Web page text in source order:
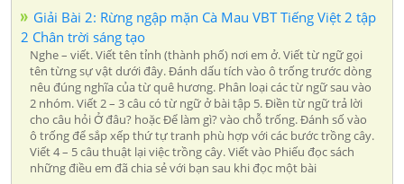
Giải Bài 2: Rừng ngập mặn Cà Mau VBT Tiếng Việt 2 tập
2 Chân trời sáng tạo
Nghe – viết. Viết tên tỉnh (thành phố) nơi em ở. Viết từ ngữ gọi
tên từng sự vật dưới đây. Đánh dấu tích vào ô trống trước dòng
nêu đúng nghĩa của từ quê hương. Phân loại các từ ngữ sau vào
2 nhóm. Viết 2 – 3 câu có từ ngữ ở bài tập 5. Điền từ ngữ trả lời
cho câu hỏi Ở đâu? hoặc Để làm gì? vào chỗ trống. Đánh số vào
ô trống để sắp xếp thứ tự tranh phù hợp với các bước trồng cây.
Viết 4 – 5 câu thuật lại việc trồng cây. Viết vào Phiếu đọc sách
những điều em đã chia sẻ với bạn sau khi đọc một bài